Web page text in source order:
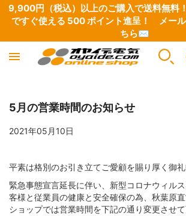
9,900円（税込）以上のご購入で送料無
ですぐ使える 500 ポイント進呈！ メー
ちら✉
産業電線
極細リード線・小型ボビン巻き
電気・電子用 単芯電線
電設資材
端子類
チューブ・スリーブ
工具
圧着工具
ワイヤーストリッパー
オヤイデ電気 直営店限定
オヤイデ店舗限定リケーブル
店舗オリジナル電源タップ
アウトレット/特別商品
CD / DVD / 書籍
B級品・特価品
オーディオ / 映像
電源ケーブル・タップ・関連パーツ
インターコネクトケーブル
イヤホン/ヘッドホン
ヘッドホン・イヤホンリケーブル
自作用各種プラグ・コネクター
楽器 / レコーディング / DJ
電源タップ
電源・DCケーブル
OYAIDE 製品
電源ケーブル
電源ケーブル切り売り
NEO BY OYAIDE
電源・DCケーブル
楽器向けケーブル
5月の営業時間のお知らせ
2021年05月10日
平素は格別のお引き立てご愛顧を賜り厚く御礼
緊急事態宣言延長に伴い、新型コロナウィル
客様と従業員の健康と安全確保の為、秋葉原
ショップでは営業時間を下記の通り変更させて